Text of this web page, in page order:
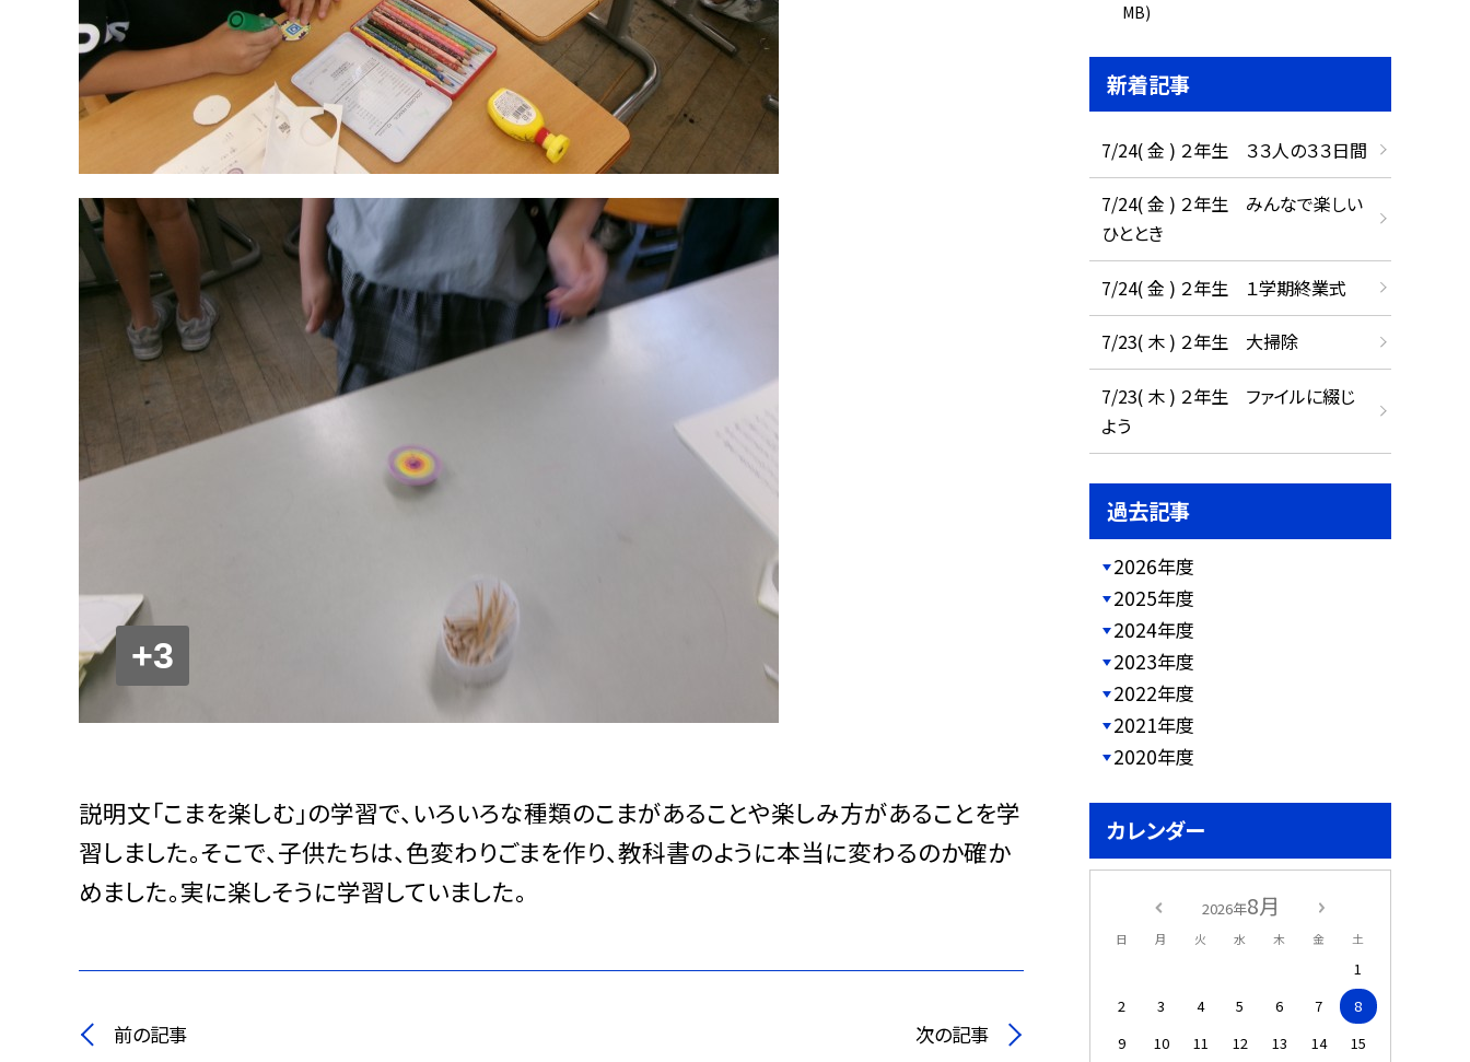
+3
説明文「こまを楽しむ」の学習で、いろいろな種類のこまがあることや楽しみ方があることを学
習しました。そこで、子供たちは、色変わりごまを作り、教科書のように本当に変わるのか確か
めました。実に楽しそうに学習していました。
前の記事 次の記事
MB)
新着記事
7/24( 金 ) ２年生 ３３人の３３日間
7/24( 金 ) ２年生 みんなで楽しい
ひととき
7/24( 金 ) ２年生 １学期終業式
7/23( 木 ) ２年生 大掃除
7/23( 木 ) ２年生 ファイルに綴じ
よう
過去記事
2026年度
2025年度
2024年度
2023年度
2022年度
2021年度
2020年度
カレンダー
2026年8月
日 月 火 水 木 金 土
1
2
3 4 5 6 7
8
9
10 11 12 13 14
15